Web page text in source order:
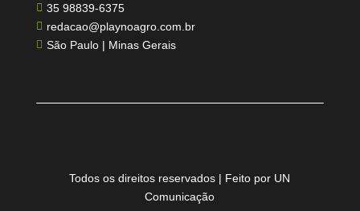
 35 98839-6375
 redacao@playnoagro.com.br
 São Paulo | Minas Gerais
Todos os direitos reservados | Feito por UN
Comunicação